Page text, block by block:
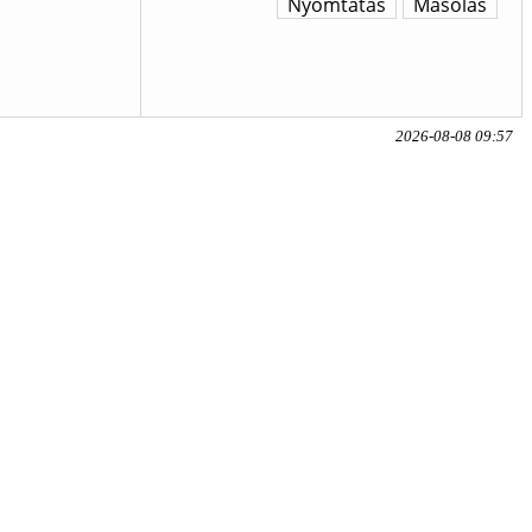
2026-08-08 09:57